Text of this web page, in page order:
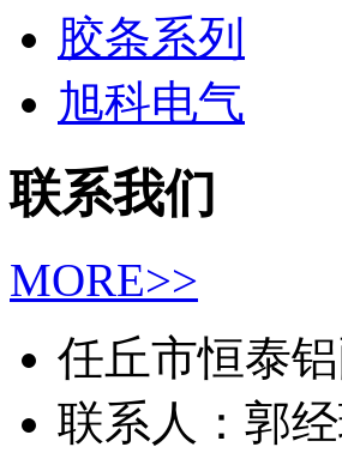
胶条系列
旭科电气
联系我们
MORE>>
任丘市恒泰
联系人：郭